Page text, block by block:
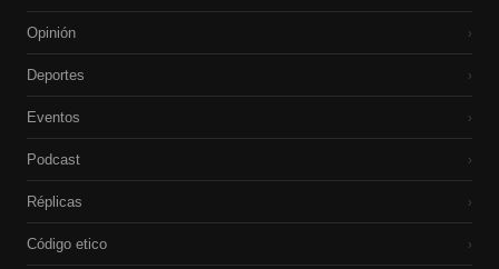
Opinión ›
Deportes ›
Eventos ›
Podcast ›
Réplicas ›
Código etico ›